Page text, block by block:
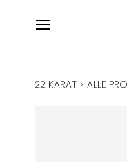
22 KARAT › ALLE